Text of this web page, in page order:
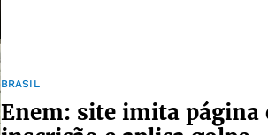
BRASIL
Enem: site imita página